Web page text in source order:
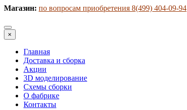
Магазин: по вопросам приобретения 8(499) 404-09-94
×
Главная
Доставка и сборка
Акции
3D моделирование
Схемы сборки
О фабрике
Контакты